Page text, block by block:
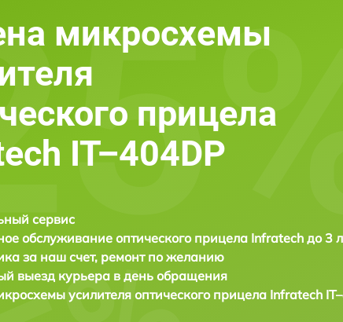
микросхемы
прицела
IT–404DP
сервис
обслуживание оптического прицела Infratech до 3
за наш счет, ремонт по желанию
выезд курьера в день обращения
усилителя оптического прицела Infratech